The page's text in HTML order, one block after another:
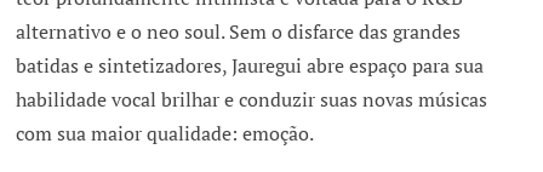
alternativo e o neo soul. Sem o disfarce das grandes
batidas e sintetizadores, Jauregui abre espaço para sua
habilidade vocal brilhar e conduzir suas novas músicas
com sua maior qualidade: emoção.